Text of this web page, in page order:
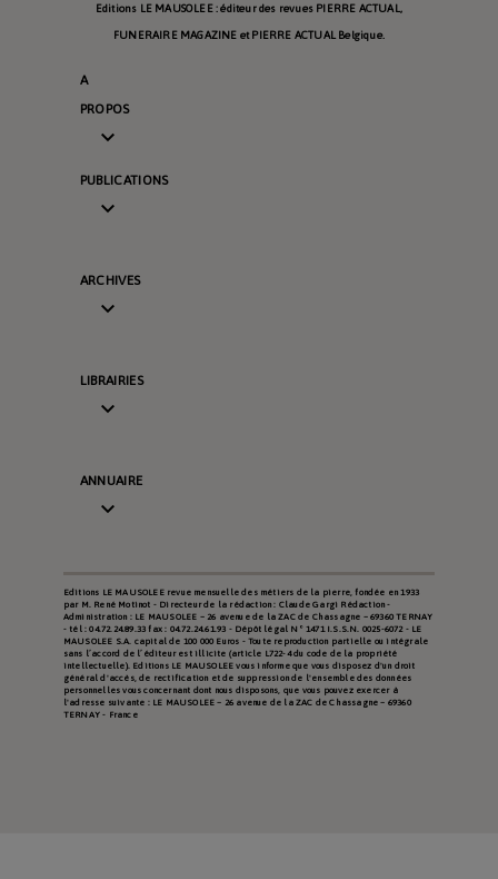
Editions LE MAUSOLEE : éditeur des revues PIERRE ACTUAL,
FUNERAIRE MAGAZINE et PIERRE ACTUAL Belgique.
A
PROPOS

PUBLICATIONS

ARCHIVES

LIBRAIRIES

ANNUAIRE

Editions LE MAUSOLEE revue mensuelle des métiers de la pierre, fondée en 1933
par M. René Motinot - Directeur de la rédaction : Claude Gargi Rédaction -
Administration : LE MAUSOLEE – 26 avenue de la ZAC de Chassagne – 69360 TERNAY
- tél : 04.72.24.89.33 fax : 04.72.24.61.93 - Dépôt légal N° 1471 I.S.S.N. 0025-6072 - LE
MAUSOLEE S.A. capital de 100 000 Euros - Toute reproduction partielle ou intégrale
sans l’accord de l’éditeur est illicite (article L722-4 du code de la propriété
intellectuelle). Editions LE MAUSOLEE vous informe que vous disposez d'un droit
général d'accès, de rectification et de suppression de l'ensemble des données
personnelles vous concernant dont nous disposons, que vous pouvez exercer à
l'adresse suivante : LE MAUSOLEE – 26 avenue de la ZAC de Chassagne – 69360
TERNAY - France